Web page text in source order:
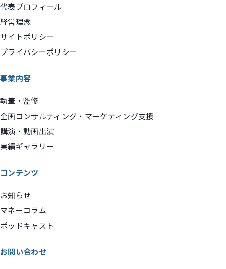
代表プロフィール
経営理念
サイトポリシー
プライバシーポリシー
事業内容
執筆・監修
企画コンサルティング・マーケティング支援
講演・動画出演
実績ギャラリー
コンテンツ
お知らせ
マネーコラム
ポッドキャスト
お問い合わせ